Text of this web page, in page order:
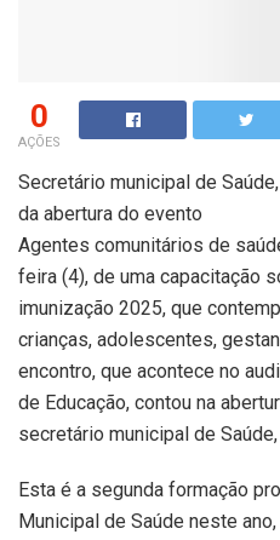
0
AÇÕES
Secretário municipal de
da abertura do evento
Agentes comunitários de
feira (4), de uma capacitação
imunização 2025, que
crianças, adolescentes,
encontro, que acontece no
de Educação, contou na
secretário municipal de
Esta é a segunda formação
Municipal de Saúde neste